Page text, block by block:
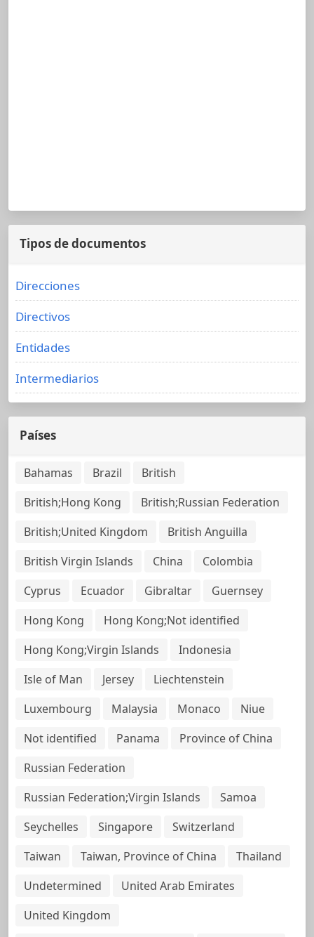
Tipos de documentos
Direcciones
Directivos
Entidades
Intermediarios
Países
Bahamas Brazil
British
British;Hong Kong
British;Russian Federation
British;United Kingdom
British Anguilla
British Virgin Islands
China
Colombia
Cyprus
Ecuador Gibraltar
Guernsey
Hong Kong
Hong Kong;Not identified
Hong Kong;Virgin Islands
Indonesia
Isle of Man
Jersey
Liechtenstein
Luxembourg
Malaysia Monaco
Niue
Not identified
Panama
Province of China
Russian Federation
Russian Federation;Virgin Islands
Samoa
Seychelles
Singapore
Switzerland
Taiwan
Taiwan, Province of China
Thailand
Undetermined
United Arab Emirates
United Kingdom